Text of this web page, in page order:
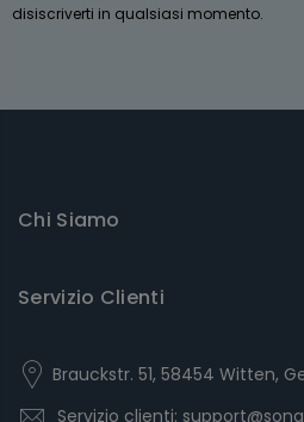
disiscriverti in qualsiasi momento.
Chi Siamo
Servizio Clienti
Brauckstr. 51, 58454 Witten,
Servizio clienti: